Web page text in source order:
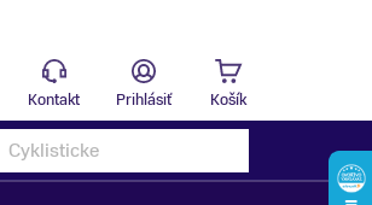
Kontakt Prihlásiť Košík